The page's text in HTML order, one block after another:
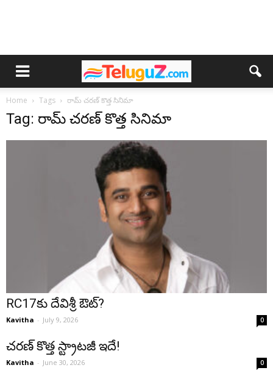
Home Tags రామ్ చరణ్ కొత్త సినిమా
Tag: రామ్ చరణ్ కొత్త సినిమా
RC17కు దేవిశ్రీ ఔట్?
Kavitha - July 9, 2026 0
చరణ్ కొత్త స్ట్రాటజీ ఇదే!
Kavitha - June 30, 2026 0